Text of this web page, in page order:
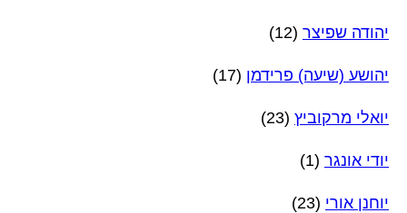
יהודה שפיצר (12)
יהושע (שיעה) פרידמן (17)
יואלי מרקוביץ (23)
יודי אונגר (1)
יוחנן אורי (23)